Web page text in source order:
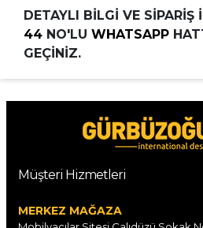
DETAYLI BİLGİ VE SİPARİŞ
44 NO'LU WHATSAPP
GEÇİNİZ.
Müşteri Hizmetleri
MERKEZ MAĞAZA